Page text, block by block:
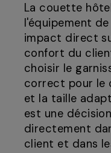
La couette
l'équipement
impact direct
confort du
choisir le
correct pour le
et la taille
est une
directement
client et dans